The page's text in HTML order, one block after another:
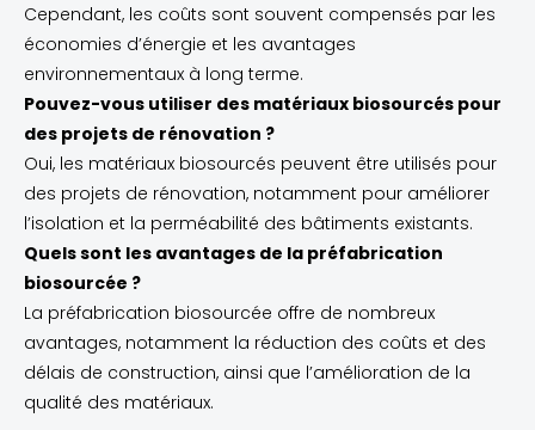
Cependant, les coûts sont souvent compensés par les
économies d’énergie et les avantages
environnementaux à long terme.
Pouvez-vous utiliser des matériaux biosourcés pour
des projets de rénovation ?
Oui, les matériaux biosourcés peuvent être utilisés pour
des projets de rénovation, notamment pour améliorer
l’isolation et la perméabilité des bâtiments existants.
Quels sont les avantages de la préfabrication
biosourcée ?
La préfabrication biosourcée offre de nombreux
avantages, notamment la réduction des coûts et des
délais de construction, ainsi que l’amélioration de la
qualité des matériaux.